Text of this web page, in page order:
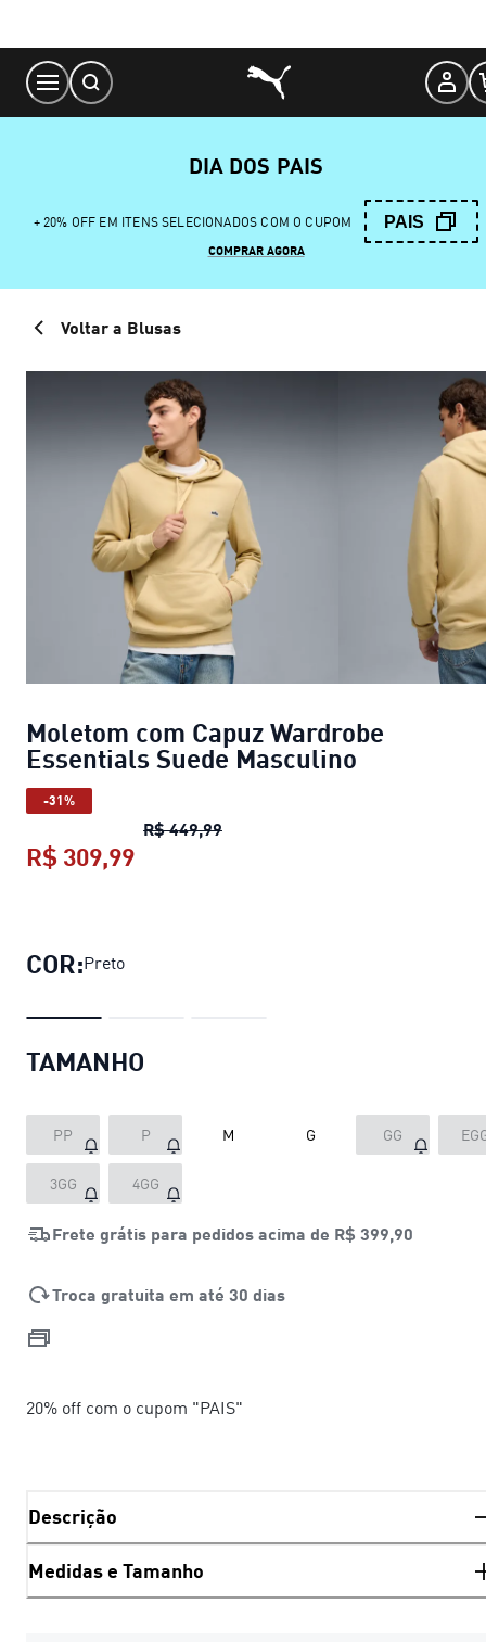
Content
DIA DOS PAIS
+ 20% OFF EM ITENS SELECIONADOS COM O CUPOM PAIS
COMPRAR AGORA
Voltar a Blusas
Moletom com Capuz Wardrobe
Essentials Suede Masculino
-31%
R$ 449,99Moletom com Capuz Wardrobe
R$ 309,99
COR:Preto
TAMANHO
PP P M G GG
3GG 4GG
Frete grátis para pedidos acima de R$ 399,90
Troca gratuita em até 30 dias
20% off com o cupom "PAIS"
Descrição
Medidas e Tamanho